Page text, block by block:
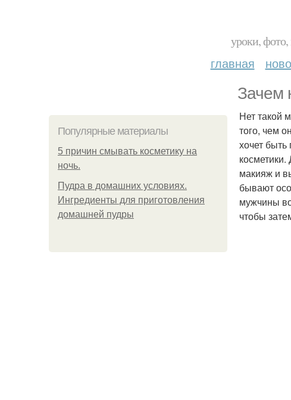
уроки, фото,
главная
Зачем
Популярные материалы
5 причин смывать косметику на
ночь.
Пудра в домашних условиях.
Ингредиенты для приготовления
домашней пудры
Нет такой
того, чем
хочет
макияж и
бывают
мужчины
чтобы